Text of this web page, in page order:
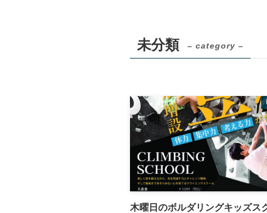
未分類 – category –
木曜日のボルダリングキッズス